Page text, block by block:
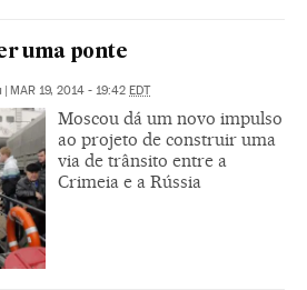
uma ponte
| MAR 19, 2014 - 19:42 EDT
Moscou dá um novo impulso
ao projeto de construir uma
via de trânsito entre a
Crimeia e a Rússia